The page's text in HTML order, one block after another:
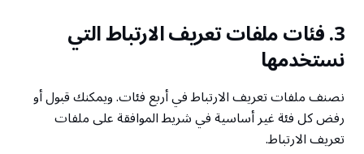
3. فئات ملفات تعريف الارتباط التي
نستخدمها
نصنف ملفات تعريف الارتباط في أربع فئات. ويمكنك قبول أو
رفض كل فئة غير أساسية في شريط الموافقة على ملفات
تعريف الارتباط.